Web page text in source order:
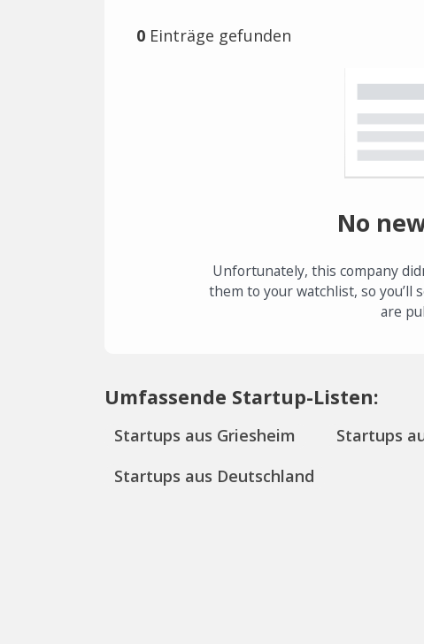
0 Einträge gefunden
No
Unfortunately, this company
them to your watchlist, so you’ll
are
Umfassende Startup-Listen:
Startups aus Griesheim
Startups
Startups aus Deutschland